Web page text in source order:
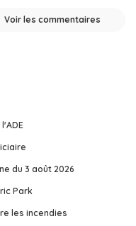
Voir les commentaires
du 3 août 2026
Park
les incendies